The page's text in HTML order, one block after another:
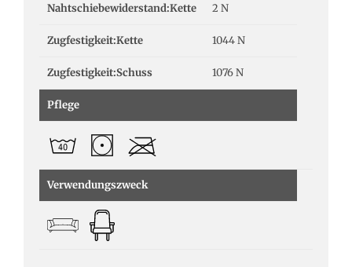
Nahtschiebewiderstand:Kette 2 N
Zugfestigkeit:Kette 1044 N
Zugfestigkeit:Schuss 1076 N
Pflege
Verwendungszweck